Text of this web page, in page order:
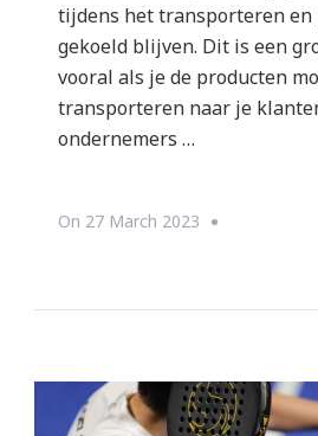
tijdens het transporteren en
gekoeld blijven. Dit is een
vooral als je de producten
transporteren naar je
ondernemers …
On 27 March 2023